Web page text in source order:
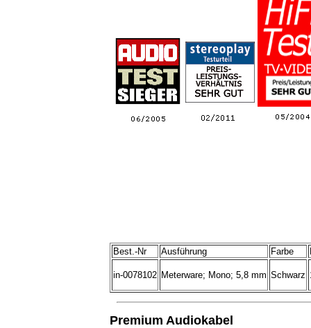
Best.-Nr Ausführung Farbe
in-0078102 Meterware; Mono; 5,8 mm Schwarz
Premium Audiokabel